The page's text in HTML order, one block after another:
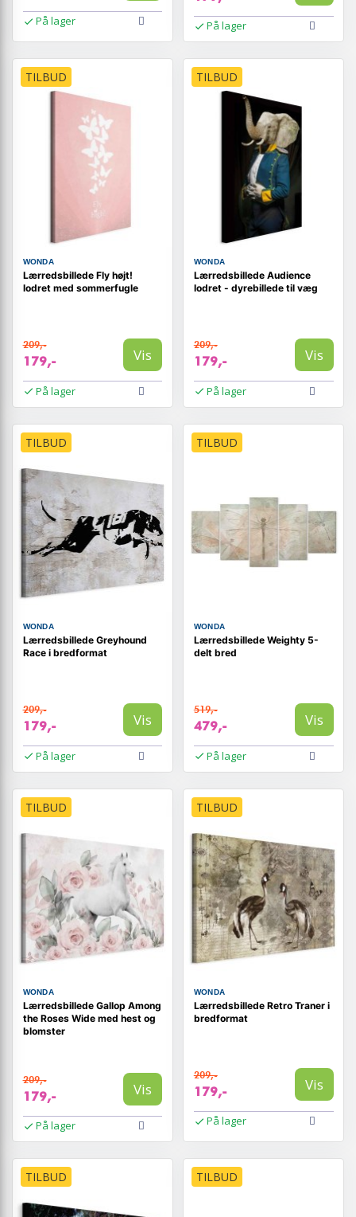
På lager På lager
TILBUD
WONDA
Lærredsbillede Fly højt!
lodret med sommerfugle
209,-
179,- Vis
På lager
TILBUD
WONDA
Lærredsbillede Audience
lodret - dyrebillede til væg
209,-
179,- Vis
På lager
TILBUD
WONDA
Lærredsbillede Greyhound
Race i bredformat
209,-
179,- Vis
På lager
TILBUD
WONDA
Lærredsbillede Weighty 5-
delt bred
519,-
479,- Vis
På lager
TILBUD
WONDA
Lærredsbillede Gallop Among
the Roses Wide med hest og
blomster
209,-
179,- Vis
På lager
TILBUD
WONDA
Lærredsbillede Retro Traner i
bredformat
209,-
179,- Vis
På lager
TILBUD TILBUD